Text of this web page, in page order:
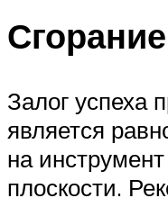
Залог успеха
является
на
плоскости.